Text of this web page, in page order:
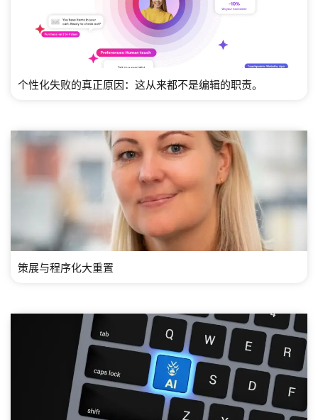
个性化失败的真正原因：这从来都不是编辑的职责。
策展与程序化大重置